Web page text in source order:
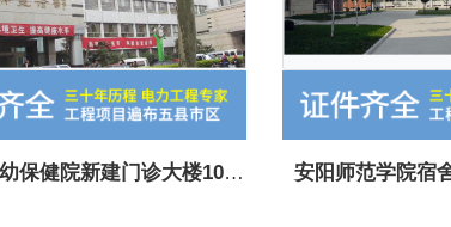
安阳市妇幼保健院新建门诊大楼10KV高压配电工程 安阳师范学院宿